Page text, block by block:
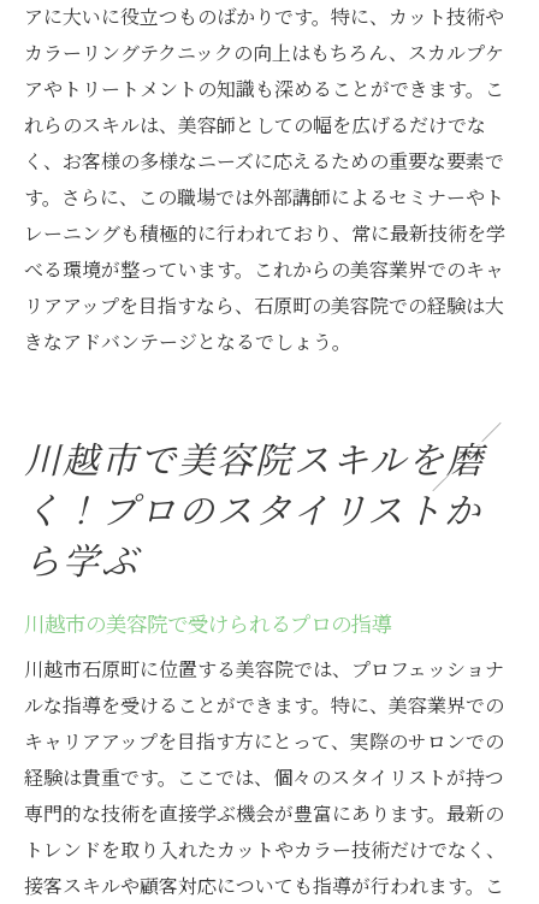
アに大いに役立つものばかりです。特に、カット技術や
カラーリングテクニックの向上はもちろん、スカルプケ
アやトリートメントの知識も深めることができます。こ
れらのスキルは、美容師としての幅を広げるだけでな
く、お客様の多様なニーズに応えるための重要な要素で
す。さらに、この職場では外部講師によるセミナーやト
レーニングも積極的に行われており、常に最新技術を学
べる環境が整っています。これからの美容業界でのキャ
リアアップを目指すなら、石原町の美容院での経験は大
きなアドバンテージとなるでしょう。
川越市で美容院スキルを磨
く！プロのスタイリストか
ら学ぶ
川越市の美容院で受けられるプロの指導
川越市石原町に位置する美容院では、プロフェッショナ
ルな指導を受けることができます。特に、美容業界での
キャリアアップを目指す方にとって、実際のサロンでの
経験は貴重です。ここでは、個々のスタイリストが持つ
専門的な技術を直接学ぶ機会が豊富にあります。最新の
トレンドを取り入れたカットやカラー技術だけでなく、
接客スキルや顧客対応についても指導が行われます。こ